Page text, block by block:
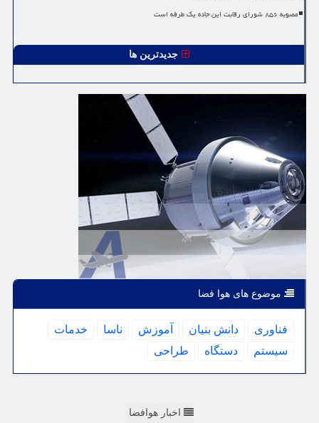
مصوبه ۸۵۶ شورای رقابت این جاده یک طرفه است
جدیدترین ها
موضوع های هوا فضا
فناوری دانش بنیان آموزش ناسا
خدمات
سیستم
دستگاه طراحی
اخبار هوافضا